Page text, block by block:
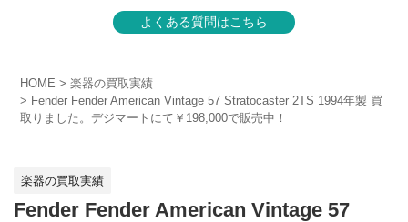
よくある質問はこちら
HOME
楽器の買取実績
Fender Fender American Vintage 57 Stratocaster 2TS 1994年製 買
取りました。デジマートにて￥198,000で販売中！
楽器の買取実績
Fender Fender American Vintage 57